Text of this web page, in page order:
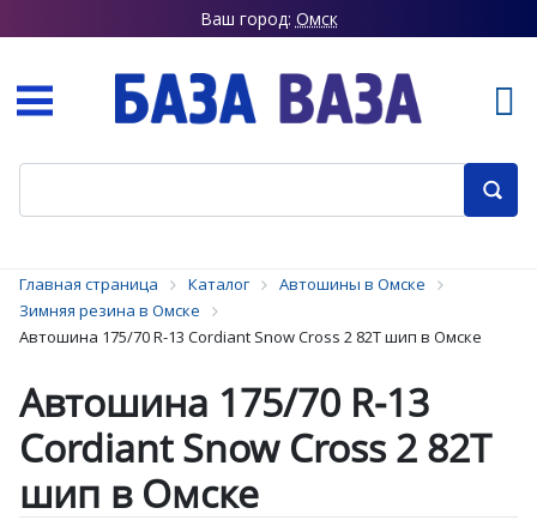
Ваш город: Омск
Главная страница Каталог
Автошины в Омске
Зимняя резина в Омске
Автошина 175/70 R-13 Cordiant Snow Cross 2 82T шип в Омске
Автошина 175/70 R-13
Cordiant Snow Cross 2 82T
шип в Омске